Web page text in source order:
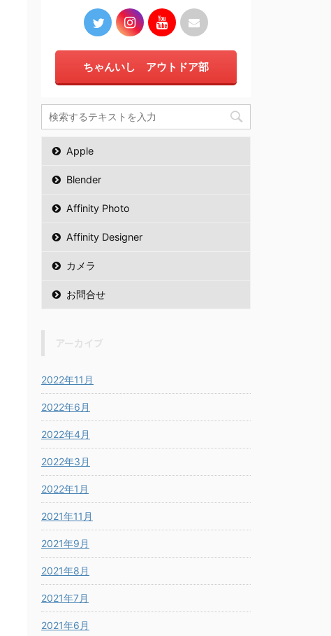
ちゃんいし アウトドア部
Apple
Blender
Affinity Photo
Affinity Designer
カメラ
お問合せ
2022年11月
2022年6月
2022年4月
2022年3月
2022年1月
2021年11月
2021年9月
2021年8月
2021年7月
2021年6月